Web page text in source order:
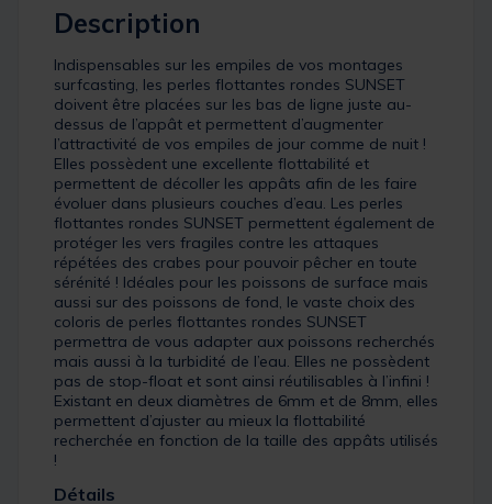
Description
Indispensables sur les empiles de vos montages
surfcasting, les perles flottantes rondes SUNSET
doivent être placées sur les bas de ligne juste au-
dessus de l’appât et permettent d’augmenter
l’attractivité de vos empiles de jour comme de nuit !
Elles possèdent une excellente flottabilité et
permettent de décoller les appâts afin de les faire
évoluer dans plusieurs couches d’eau. Les perles
flottantes rondes SUNSET permettent également de
protéger les vers fragiles contre les attaques
répétées des crabes pour pouvoir pêcher en toute
sérénité ! Idéales pour les poissons de surface mais
aussi sur des poissons de fond, le vaste choix des
coloris de perles flottantes rondes SUNSET
permettra de vous adapter aux poissons recherchés
mais aussi à la turbidité de l’eau. Elles ne possèdent
pas de stop-float et sont ainsi réutilisables à l’infini !
Existant en deux diamètres de 6mm et de 8mm, elles
permettent d’ajuster au mieux la flottabilité
recherchée en fonction de la taille des appâts utilisés
!
Détails